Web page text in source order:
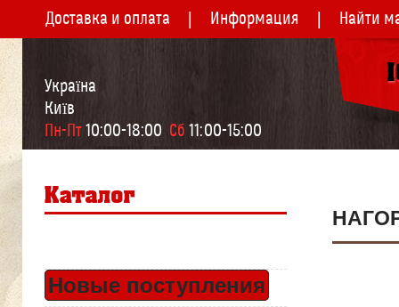
Доставка и оплата Информация Найти
Україна
Київ
Пн-Пт 10:00-18:00 Сб 11:00-15:00
Новые поступления